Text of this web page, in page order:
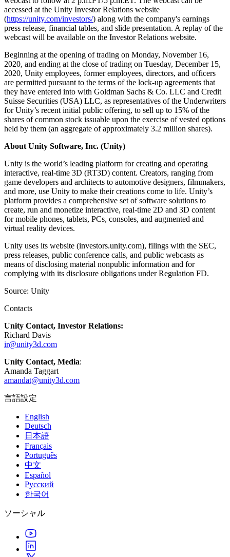
ローンチ後のインサイトとライブゲームオペレーション
成長
詳しく見る
発見され、モバイルユーザーを獲得する
アプリ内課金
ストアとD2C全体でIAPを管理
収益化
プレイヤーを適切なゲームに接続する
Unity で宣伝
Unity で収益化
活用事例
モバイルゲーム
Unity でモバイル向けヒット作を制作して成長させる
インディーゲーム
少人数のチームで大規模なゲームを開発する
XR ゲーム
XR ゲームを複数プラットフォーム向けにローンチする
マルチプレイヤーゲーム
マルチプレイヤーゲーム制作を簡素化
店内体験をオンライン体験に変換する
自動車
イノベーションと車内体験を促進する
すべての業界を見る
ケーススタディ
実際の成功事例
ベストプラクティスガイド
専門家のヒントとコツ
デモ
デモ、サンプル、ビルディングブロック
すべてのリソース
新機能
ブログ
お知らせ
ニュース、ストーリー、プレスセンター
Unity Awards
世界中のUnityクリエイターを祝う
実用的なヒントとベストプラクティス
教育
学生向け
キャリアをスタートさせる
教育者向け
教育を大幅に強化
教育機関向けライセンス
Unityの力をあなたの機関に持ち込む
認定教材
accessed at the Unity Investor Relations website
(https://unity.com/investors/) along with the company's earnings
press release, financial tables, and slide presentation. A replay of the
webcast will be available on the Investor Relations website.
Beginning at the opening of trading on Monday, November 16,
2020, and ending at the close of trading on Tuesday, December 15,
2020, Unity employees, former employees, directors, and officers
are permitted pursuant to the terms of the lock-up agreements that
they have entered into with Goldman Sachs & Co. LLC and Credit
Suisse Securities (USA) LLC, as representatives of the Underwriters
for Unity’s recent initial public offering, to sell up to 15% of the
shares of common stock issuable upon the exercise of vested options
held by them (an aggregate of approximately 3.2 million shares).
About Unity Software, Inc. (Unity)
Unity is the world’s leading platform for creating and operating
interactive, real-time 3D (RT3D) content. Creators, ranging from
game developers and architects to automotive designers, filmmakers,
and more, use Unity to make their creations come to life. Unity’s
platform provides a comprehensive set of software solutions to
create, run and monetize interactive, real-time 2D and 3D content
for mobile phones, tablets, PCs, consoles, and augmented and
virtual reality devices.
Unity uses its website (investors.unity.com), filings with the SEC,
press releases, public conference calls, and public webcasts as
means of disclosing material nonpublic information and for
complying with its disclosure obligations under Regulation FD.
Source: Unity
Contacts
Unity Contact, Investor Relations:
Richard Davis
ir@unity3d.com
Unity Contact, Media:
Amanda Taggart
amandat@unity3d.com
言語設定
English
Deutsch
日本語
Français
Português
中文
Español
Русский
한국어
ソーシャル